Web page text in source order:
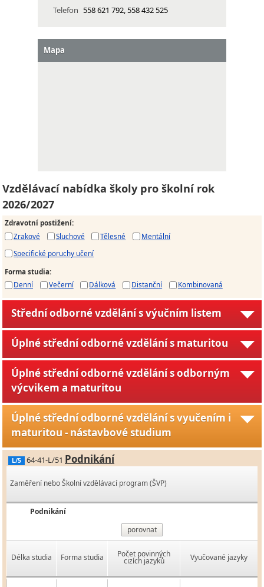
Telefon 558 621 792, 558 432 525
Mapa
Vzdělávací nabídka školy pro školní rok
2026/2027
Zdravotní postižení:
Zrakové
Sluchové Tělesné
Mentální
Specifické poruchy učení
Forma studia:
Denní
Večerní Dálková Distanční Kombinovaná
Střední odborné vzdělání s výučním listem
Úplné střední odborné vzdělání s maturitou
Úplné střední odborné vzdělání s odborným
výcvikem a maturitou
Úplné střední odborné vzdělání s vyučením i
maturitou - nástavbové studium
L/5 64-41-L/51 Podnikání
Zaměření nebo Školní vzdělávací program (ŠVP)
Podnikání
porovnat
Délka studia Forma studia Počet povinných
cizích jazyků Vyučované jazyky